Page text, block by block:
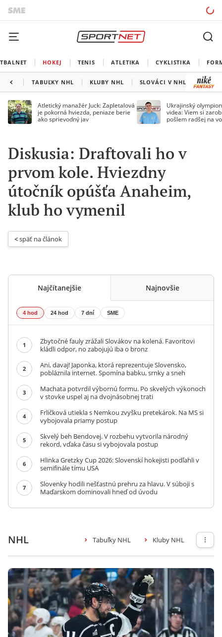
HOKEJ TENIS ATLETIKA CYKLISTIKA
TABUĽKY NHL KLUBY NHL SLOVÁCI V NHL
Atletický manažér Juck: Zapletalová
je pokorná hviezda, peniaze berie
ako sprievodný jav
Ukrajinský
videa: Viem si
pošlem radšej na
Diskusia: Draftovali ho v
prvom kole. Hviezdny
útočník opúšťa Anaheim,
klub ho vymenil
< späť na článok
Najčítanejšie Najnovšie
4 hod 24 hod 7 dní SME
1
Zbytočné fauly zrážali Slovákov na kolená. Favoritovi
kládli odpor, no zabojujú iba o bronz
2
Ani, davaj! Japonka, ktorá reprezentuje Slovensko,
pobláznila internet. Spomína babku, srnky a sneh
3
Machata potvrdil výbornú formu. Po skvelých výkonoch
v stovke uspel aj na dvojnásobnej trati
4
Frličková utiekla s Nemkou zvyšku pretekárok. Na MS si
vybojovala priamy postup
5
Skvelý beh Bendovej. V rozbehu vytvorila národný
rekord, vďaka času si vybojovala postup
6
Hlinka Gretzky Cup 2026: Slovenskí hokejisti podľahli v
semifinále tímu USA
7
Slovenky hodili nešťastnú prehru za hlavu. V súboji s
Maďarskom dominovali hneď od úvodu
NHL Tabuľky NHL Kluby NHL